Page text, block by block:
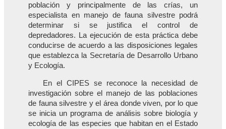
población y principalmente de las crías, un
especialista en manejo de fauna silvestre podrá
determinar si se justifica el control de
depredadores. La ejecución de esta práctica debe
conducirse de acuerdo a las disposiciones legales
que establezca la Secretaría de Desarrollo Urbano
y Ecología.
En el CIPES se reconoce la necesidad de
investigación sobre el manejo de las poblaciones
de fauna silvestre y el área donde viven, por lo que
se inicia un programa de análisis sobre biología y
ecología de las especies que habitan en el Estado